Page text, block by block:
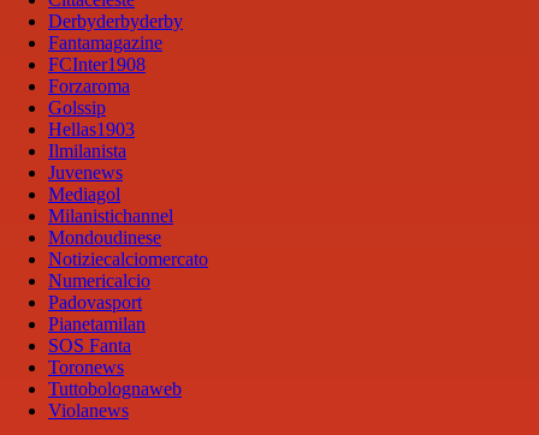
Derbyderbyderby
Fantamagazine
FCInter1908
Forzaroma
Golssip
Hellas1903
Ilmilanista
Juvenews
Mediagol
Milanistichannel
Mondoudinese
Notiziecalciomercato
Numericalcio
Padovasport
Pianetamilan
SOS Fanta
Toronews
Tuttobolognaweb
Violanews